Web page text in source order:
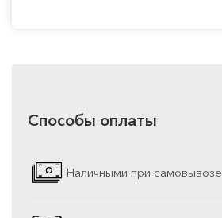
Способы оплаты
Наличными при самовывозе